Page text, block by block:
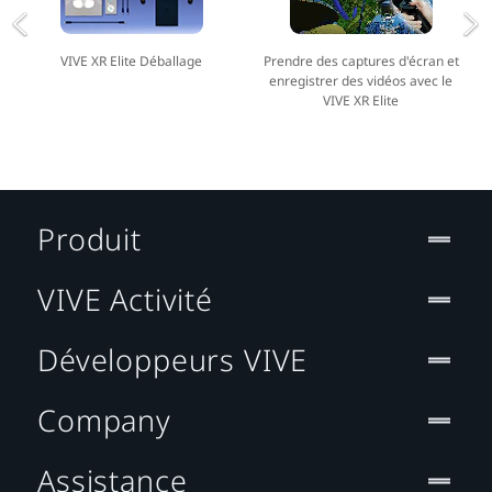
VIVE XR Elite Déballage
Prendre des captures d'écran et
enregistrer des vidéos avec le
VIVE XR Elite
Produit
VIVE Activité
Développeurs VIVE
Company
Assistance